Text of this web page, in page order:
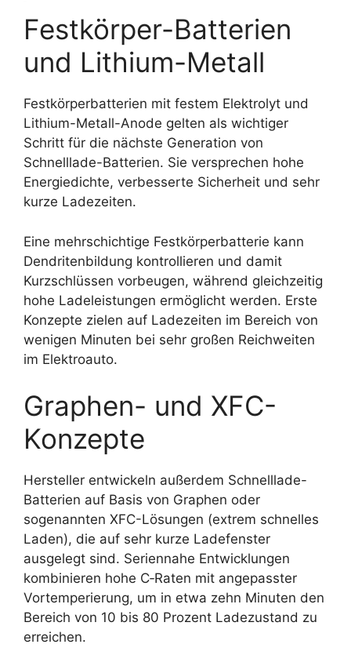
Festkörper-Batterien
und Lithium-Metall
Festkörperbatterien mit festem Elektrolyt und
Lithium-Metall-Anode gelten als wichtiger
Schritt für die nächste Generation von
Schnelllade-Batterien. Sie versprechen hohe
Energiedichte, verbesserte Sicherheit und sehr
kurze Ladezeiten.
Eine mehrschichtige Festkörperbatterie kann
Dendritenbildung kontrollieren und damit
Kurzschlüssen vorbeugen, während gleichzeitig
hohe Ladeleistungen ermöglicht werden. Erste
Konzepte zielen auf Ladezeiten im Bereich von
wenigen Minuten bei sehr großen Reichweiten
im Elektroauto.
Graphen- und XFC-
Konzepte
Hersteller entwickeln außerdem Schnelllade-
Batterien auf Basis von Graphen oder
sogenannten XFC-Lösungen (extrem schnelles
Laden), die auf sehr kurze Ladefenster
ausgelegt sind. Seriennahe Entwicklungen
kombinieren hohe C‑Raten mit angepasster
Vortemperierung, um in etwa zehn Minuten den
Bereich von 10 bis 80 Prozent Ladezustand zu
erreichen.